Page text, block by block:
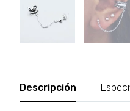
Descripción